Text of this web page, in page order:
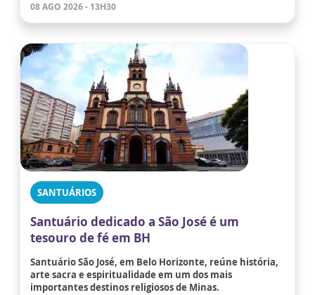
08 AGO 2026 - 13H30
SANTUÁRIOS
Santuário dedicado a São José é um
tesouro de fé em BH
Santuário São José, em Belo Horizonte, reúne história,
arte sacra e espiritualidade em um dos mais
importantes destinos religiosos de Minas.